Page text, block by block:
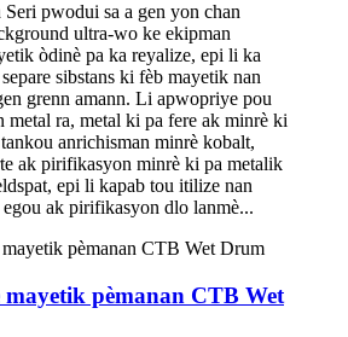
pwodui sa a gen yon chan
ultra-wo ke ekipman
òdinè pa ka reyalize, epi li ka
sibstans ki fèb mayetik nan
grenn amann. Li apwopriye pou
metal ra, metal ki pa fere ak minrè ki
anrichisman minrè kobalt,
ak pirifikasyon minrè ki pa metalik
epi li kapab tou itilize nan
ak pirifikasyon dlo lanmè...
mayetik pèmanan CTB Wet